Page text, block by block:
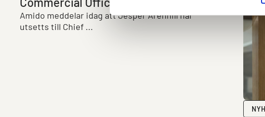
Amido meddelar idag att Jesper Arenhill har
utsetts till Chief ...